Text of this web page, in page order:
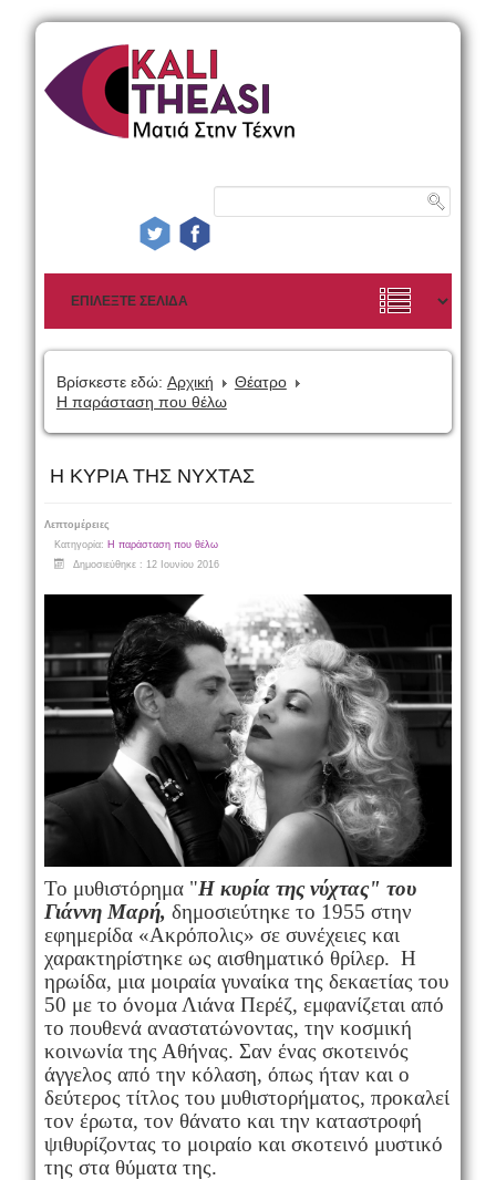
Βρίσκεστε εδώ: Αρχική
Θέατρο
Η παράσταση που θέλω
Η ΚΥΡΙΑ ΤΗΣ ΝΥΧΤΑΣ
Λεπτομέρειες
Κατηγορία: Η παράσταση που θέλω
Δημοσιεύθηκε : 12 Ιουνίου 2016
Το μυθιστόρημα "Η κυρία της νύχτας" του
Γιάννη Μαρή, δημοσιεύτηκε το 1955 στην
εφημερίδα «Ακρόπολις» σε συνέχειες και
χαρακτηρίστηκε ως αισθηματικό θρίλερ. Η
ηρωίδα, μια μοιραία γυναίκα της δεκαετίας του
50 με το όνομα Λιάνα Περέζ, εμφανίζεται από
το πουθενά αναστατώνοντας, την κοσμική
κοινωνία της Αθήνας. Σαν ένας σκοτεινός
άγγελος από την κόλαση, όπως ήταν και ο
δεύτερος τίτλος του μυθιστορήματος, προκαλεί
τον έρωτα, τον θάνατο και την καταστροφή
ψιθυρίζοντας το μοιραίο και σκοτεινό μυστικό
της στα θύματα της.